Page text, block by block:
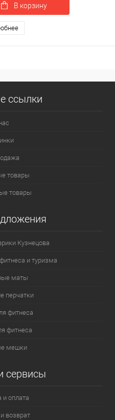
В корзину
ссылки
товары
товары
Кузнецова
и туризма
маты
перчатки
фитнеса
фитнеса
мешки
сервисы
и оплата
возврат